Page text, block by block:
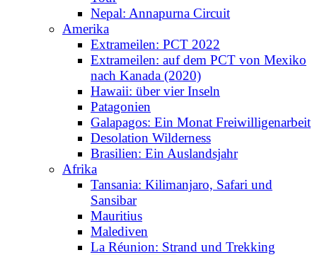
Nepal: Annapurna Circuit
Amerika
Extrameilen: PCT 2022
Extrameilen: auf dem PCT von Mexiko
nach Kanada (2020)
Hawaii: über vier Inseln
Patagonien
Galapagos: Ein Monat Freiwilligenarbeit
Desolation Wilderness
Brasilien: Ein Auslandsjahr
Afrika
Tansania: Kilimanjaro, Safari und
Sansibar
Mauritius
Malediven
La Réunion: Strand und Trekking